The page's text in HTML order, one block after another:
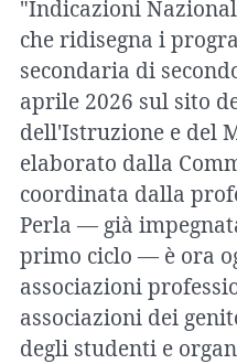
"Indicazioni
che ridisegna i
secondaria di
aprile 2026 sul sito
dell'Istruzione e del
elaborato dalla
coordinata dalla
Perla — già
primo ciclo — è ora
associazioni
associazioni dei
degli studenti e